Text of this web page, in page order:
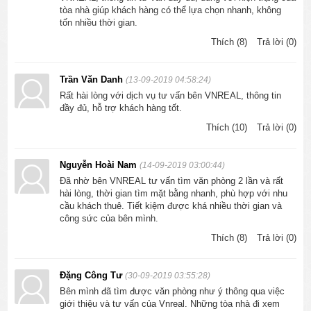
Do quận Tân Bình nằm giáp ranh nhiều quận lớn, đường xá
trung bình từ 4 - 5m nên việc di chuyển khá thuận lợi cũng như
Đặc biệt, Tân Bình còn có sân bay Tân Sơn Nhất giúp việc di
chuyển đến các thành phố hay các nước dễ dàng hơn.
Theo các báo cáo được đưa ra, trong những năm gần đây, tốc
độ phát triển kinh tế quận Tân Bình ngày càng tăng nhanh và
liên tục vượt chỉ tiêu đề ra. Điển hình, tính đến cuối tháng 10
năm 2017,  tổng mức thu của quận Tân Bình đã đạt trên 4.000
tỷ đồng và là địa phương đầu tiên của Hồ Chí Minh có nguồn
thu vượt ngân sách tới 104%, trong đó nguồn thu từ thuế
1.5. Cơ sở vật chất phát triển
Trong vài năm trở lại đây, nhà nước ngày càng chú trọng đầu tư
tòa nhà giúp khách hàng có thể lựa chọn nhanh, không
tốn nhiều thời gian.
Thích (8)
Trả lời (0)
Trần Văn Danh(13-09-2019 04:58:24)
Rất hài lòng với dịch vụ tư vấn bên VNREAL, thông tin
đầy đủ, hỗ trợ khách hàng tốt.
Thích (10)
Trả lời (0)
Nguyễn Hoài Nam(14-09-2019 03:00:44)
Đã nhờ bên VNREAL tư vấn tìm văn phòng 2 lần và rất
hài lòng, thời gian tìm mặt bằng nhanh, phù hợp với nhu
cầu khách thuê. Tiết kiệm được khá nhiều thời gian và
công sức của bên mình.
Thích (8)
Trả lời (0)
Đặng Công Tư(30-09-2019 03:55:28)
Bên mình đã tìm được văn phòng như ý thông qua việc
giới thiệu và tư vấn của Vnreal. Những tòa nhà đi xem